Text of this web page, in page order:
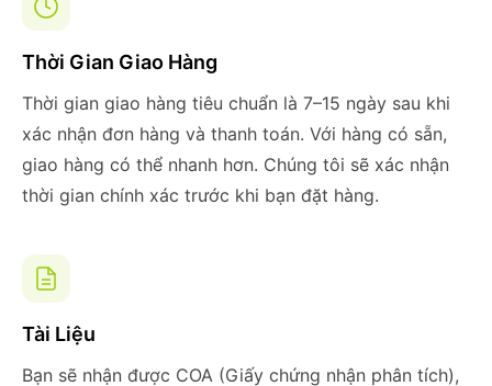
Thời Gian Giao Hàng
Thời gian giao hàng tiêu chuẩn là 7–15 ngày sau khi
xác nhận đơn hàng và thanh toán. Với hàng có sẵn,
giao hàng có thể nhanh hơn. Chúng tôi sẽ xác nhận
thời gian chính xác trước khi bạn đặt hàng.
Tài Liệu
Bạn sẽ nhận được COA (Giấy chứng nhận phân tích),